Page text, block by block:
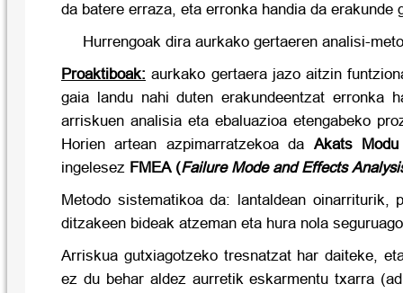
da batere erraza, eta erronka handia da erakunde
Hurrengoak dira aurkako gertaeren analisi-
Proaktiboak: aurkako gertaera jazo aitzin
gaia landu nahi duten erakundeentzat erronka
arriskuen analisia eta ebaluazioa etengabeko
Horien artean azpimarratzekoa da Akats
ingelesez FMEA (Failure Mode and Effects
Metodo sistematikoa da: lantaldean oinarriturik,
ditzakeen bideak atzeman eta hura nola
Arriskua gutxiagotzeko tresnatzat har daiteke,
ez du behar aldez aurretik eskarmentu txarra